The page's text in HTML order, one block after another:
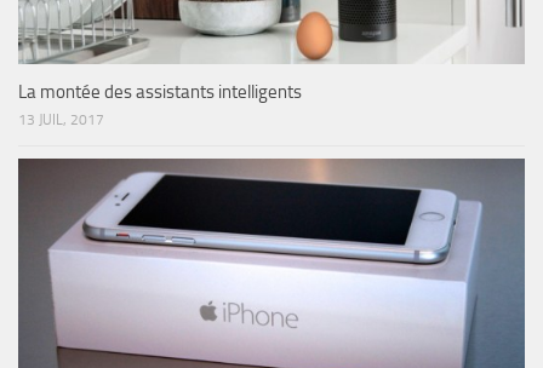
La montée des assistants intelligents
13 JUIL, 2017